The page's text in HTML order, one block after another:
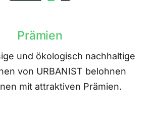
Prämien
und ökologisch nachhaltige
von URBANIST belohnen
mit attraktiven Prämien.